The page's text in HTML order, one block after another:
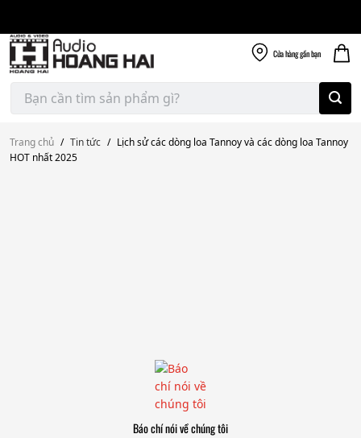
content
Cửa hànggần bạn
Tìm
kiếm:
Trang chủ / Tin tức / Lịch sử các dòng loa Tannoy và các dòng loa Tannoy
HOT nhất 2025
Báo chí nói về chúng tôi